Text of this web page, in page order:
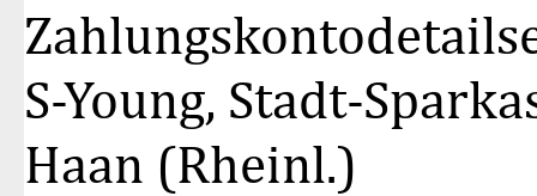
auf
100
S-Young, Stadt-
Haan (Rheinl.)